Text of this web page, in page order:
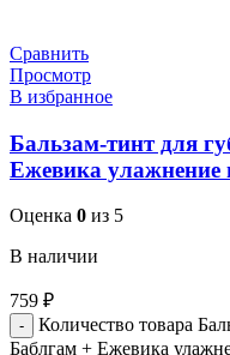
Сравнить
Просмотр
В избранное
Бальзам-тинт для
Ежевика улажнение
Оценка 0 из 5
В наличии
759 ₽
Количество товара
Баблгам + Ежевика